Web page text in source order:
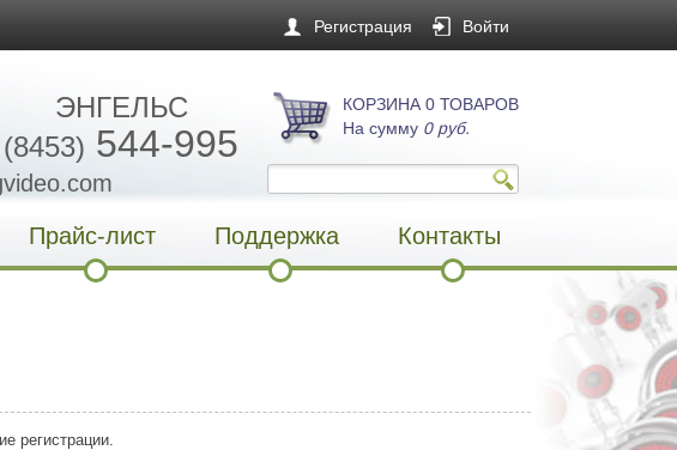
Регистрация Войти
ЭНГЕЛЬС
(8453) 544-995
КОРЗИНА 0 ТОВАРОВ
На сумму 0 руб.
Прайс-лист Поддержка Контакты
регистрации.